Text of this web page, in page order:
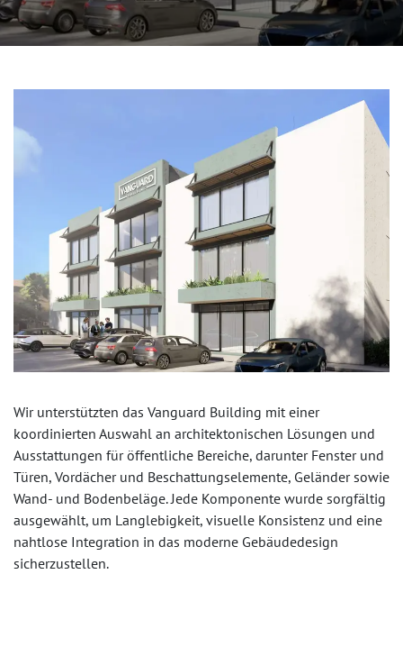
Wir unterstützten das Vanguard Building mit einer
koordinierten Auswahl an architektonischen Lösungen und
Ausstattungen für öffentliche Bereiche, darunter Fenster und
Türen, Vordächer und Beschattungselemente, Geländer sowie
Wand- und Bodenbeläge. Jede Komponente wurde sorgfältig
ausgewählt, um Langlebigkeit, visuelle Konsistenz und eine
nahtlose Integration in das moderne Gebäudedesign
sicherzustellen.